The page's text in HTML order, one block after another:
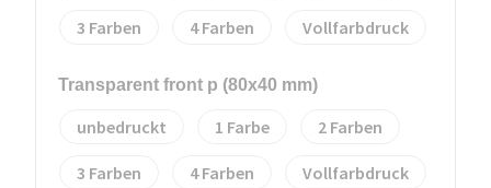
3 4 Vollfarbdruck
Transparent front p (80x40 mm)
unbedruckt 1 2
3 4 Vollfarbdruck